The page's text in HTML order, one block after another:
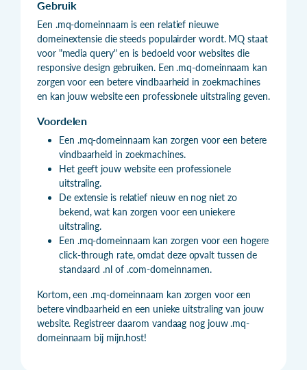
Gebruik
Een .mq-domeinnaam is een relatief nieuwe
domeinextensie die steeds populairder wordt. MQ staat
voor "media query" en is bedoeld voor websites die
responsive design gebruiken. Een .mq-domeinnaam kan
zorgen voor een betere vindbaarheid in zoekmachines
en kan jouw website een professionele uitstraling geven.
Voordelen
Een .mq-domeinnaam kan zorgen voor een betere
vindbaarheid in zoekmachines.
Het geeft jouw website een professionele
uitstraling.
De extensie is relatief nieuw en nog niet zo
bekend, wat kan zorgen voor een uniekere
uitstraling.
Een .mq-domeinnaam kan zorgen voor een hogere
click-through rate, omdat deze opvalt tussen de
standaard .nl of .com-domeinnamen.
Kortom, een .mq-domeinnaam kan zorgen voor een
betere vindbaarheid en een unieke uitstraling van jouw
website. Registreer daarom vandaag nog jouw .mq-
domeinnaam bij mijn.host!